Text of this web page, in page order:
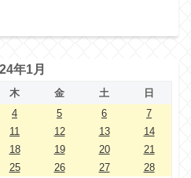
年1月
木 金 土
日
4 5 6
7
11 12 13
14
18 19 20
21
25 26 27
28